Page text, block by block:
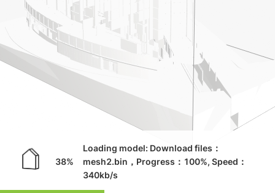
45%
Loading model: Download files：
mesh2.bin，Progress：100%, Speed：
13558kb/s